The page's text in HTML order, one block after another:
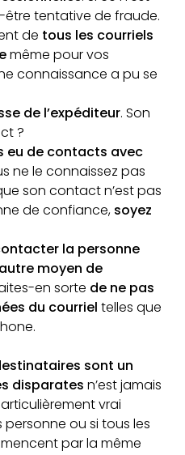
être tentative de fraude.
de tous les courriels
même pour vos
connaissance a pu se
de l’expéditeur. Son
?
eu de contacts avec
ne le connaissez pas
son contact n’est pas
de confiance, soyez
la personne
moyen de
en sorte de ne pas
du courriel telles que
sont un
disparates n’est jamais
vrai
ou si tous les
par la même